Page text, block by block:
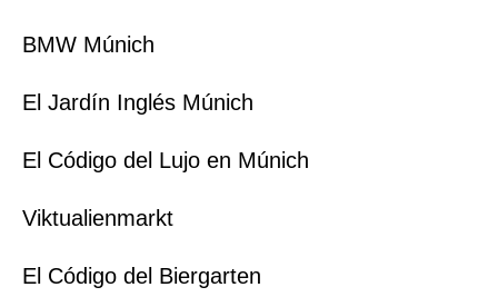
BMW Múnich
El Jardín Inglés Múnich
El Código del Lujo en Múnich
Viktualienmarkt
El Código del Biergarten